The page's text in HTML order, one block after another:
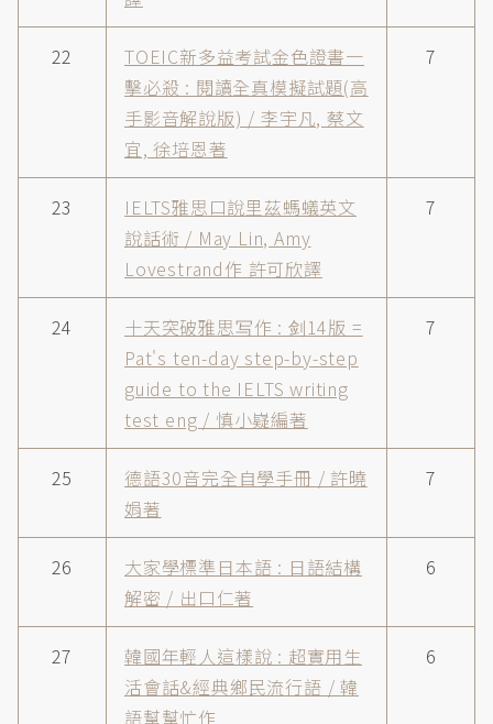
22
TOEIC新多益考試金色證書一
擊必殺 : 閱讀全真模擬試題(高
手影音解說版) / 李宇凡, 蔡文
宜, 徐培恩著
7
23
IELTS雅思口說里茲螞蟻英文
說話術 / May Lin, Amy
Lovestrand作 許可欣譯
7
24
十天突破雅思写作 : 剑14版 =
Pat's ten-day step-by-step
guide to the IELTS writing
test eng / 慎小嶷編著
7
25
德語30音完全自學手冊 / 許曉
娟著
7
26
大家學標準日本語 : 日語結構
解密 / 出口仁著
6
27
韓國年輕人這樣說 : 超實用生
活會話&經典鄉民流行語 / 韓
語幫幫忙作
6